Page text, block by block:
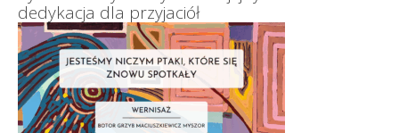
dedykacja dla przyjaciół